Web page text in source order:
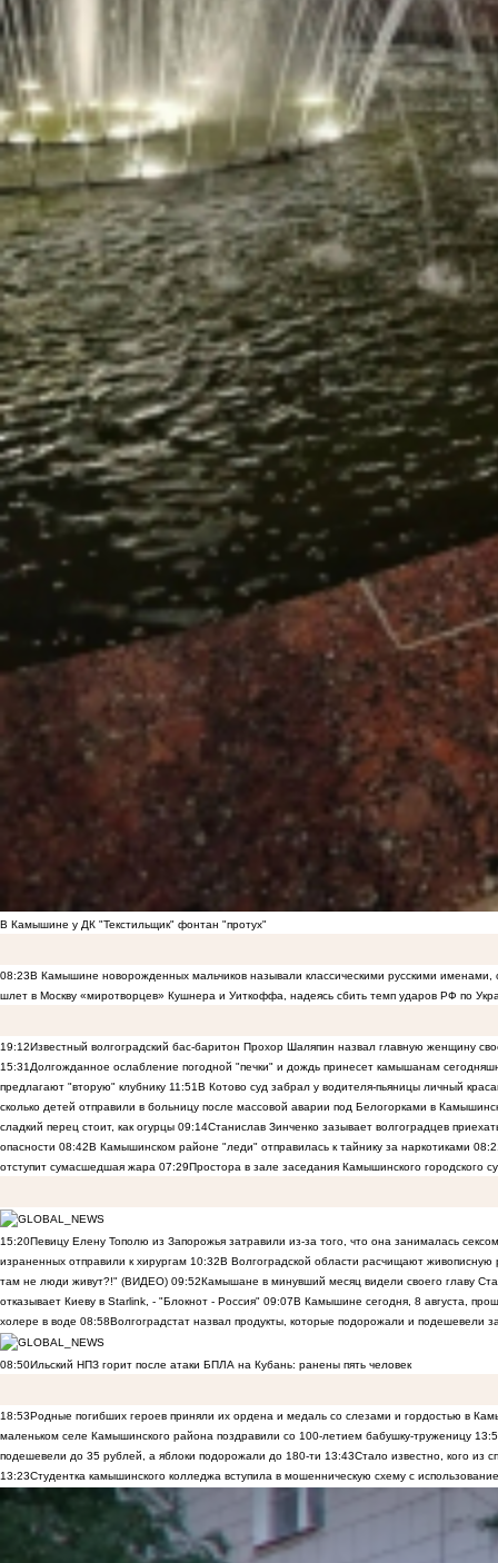
В Камышине у ДК "Текстильщик" фонтан "протух"
08:23В Камышине новорожденных мальчиков называли классическими русскими именами,
шлет в Москву «миротворцев» Кушнера и Уиткоффа, надеясь сбить темп ударов РФ по
19:12Известный волгоградский бас-баритон Прохор Шаляпин назвал главную женщину
15:31 Долгожданное ослабление погодной "печки" и дождь принесет камышанам
предлагают "вторую" клубнику 11:51В Котово суд забрал у водителя-пьяницы личный
сколько детей отправили в больницу после массовой аварии под Белогорками в
сладкий перец стоит, как огурцы 09:14Станислав Зинченко зазывает волгоградцев
опасности 08:42В Камышинском районе "леди" отправилась к тайнику за наркотиками
отступит сумасшедшая жара 07:29Простора в зале заседания Камышинского городского
15:20Певицу Елену Тополю из Запорожья затравили из-за того, что она занималась
израненных отправили к хирургам 10:32В Волгоградской области расчищают
там не люди живут?!" (ВИДЕО) 09:52Камышане в минувший месяц видели своего главу
отказывает Киеву в Starlink, - "Блокнот - Россия" 09:07В Камышине сегодня, 8 августа,
холере в воде 08:58Волгоградстат назвал продукты, которые подорожали и подешевели
08:50Ильский НПЗ горит после атаки БПЛА на Кубань: ранены пять человек
18:53Родные погибших героев приняли их ордена и медаль со слезами и гордостью в
маленьком селе Камышинского района поздравили со 100-летием бабушку-труженицу
подешевели до 35 рублей, а яблоки подорожали до 180-ти 13:43Стало известно, кого из
13:23Студентка камышинского колледжа вступила в мошенническую схему с